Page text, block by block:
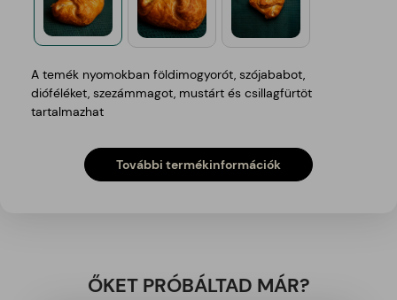
A temék nyomokban földimogyorót, szójababot,
dióféléket, szezámmagot, mustárt és csillagfürtöt
tartalmazhat
További termékinformációk
ŐKET PRÓBÁLTAD MÁR?